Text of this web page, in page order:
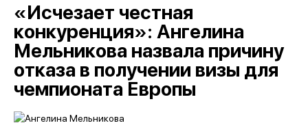
«Исчезает честная
конкуренция»: Ангелина
Мельникова назвала причину
отказа в получении визы для
чемпионата Европы